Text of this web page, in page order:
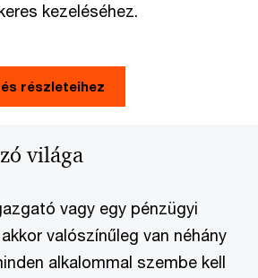
kezeléséhez.
részleteihez
világa
vagy egy pénzügyi
valószínűleg van néhány
alkalommal szembe kell